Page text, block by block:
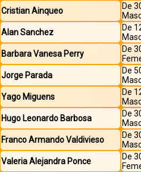
Cristian Ainqueo
De
Alan Sanchez
De
Barbara Vanesa Perry
De
Jorge Parada
De
Yago Miguens
De
Hugo Leonardo Barbosa
De
Franco Armando Valdivieso
De
Valeria Alejandra Ponce
De